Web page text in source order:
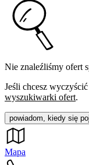
Nie znaleźliśmy ofert
Jeśli chcesz
wyszukiwarki ofert.
powiadom, kiedy się
Mapa